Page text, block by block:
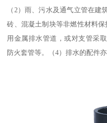
（2）雨、污水及通气立管在
砖、混凝土制块等非燃性材料
用金属排水管道，或对支管采
防火套管等。（4）排水的配件